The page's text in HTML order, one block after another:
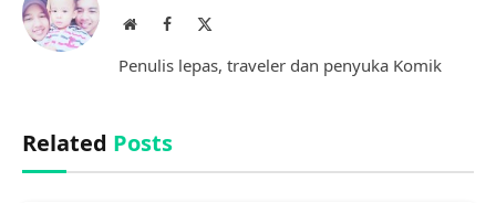
WebsiteFacebook
Penulis lepas, traveler dan penyuka Komik
Related Posts